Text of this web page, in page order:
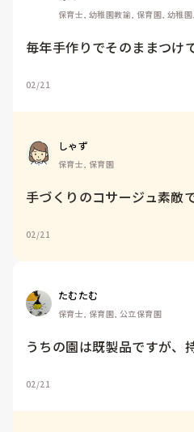
保育士, 幼稚園教諭, 保育園, 幼稚
毎年手作りでそのままつけ
02/21
しゃず
保育士, 保育園
手づくりのコサージュ素敵
02/21
たむたむ
保育士, 保育園, 公立保育園
うちの園は既製品ですが、
02/21